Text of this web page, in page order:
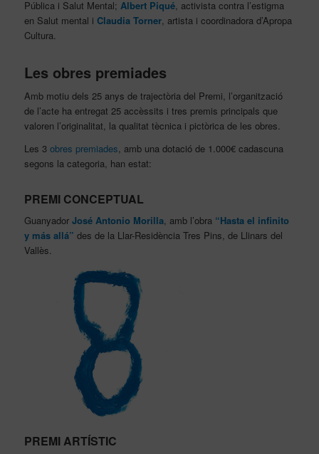
Pública i Salut Mental; Albert Piqué, activista contra l’estigma
en Salut mental i Claudia Torner, artista i coordinadora d’Apropa
Cultura.
Les obres premiades
Amb motiu dels 25 anys de trajectòria del Premi, l’organització
de l’acte ha entregat 25 accèssits i tres premis principals que
valoren l’originalitat, la qualitat tècnica i pictòrica de les obres.
Les 3 obres premiades, amb una dotació de 1.000€ cadascuna
segons la categoria, han estat:
PREMI CONCEPTUAL
Guanyador José Antonio Morilla, amb l’obra “Hasta el infinito
y más allá” des de la Llar-Residència Tres Pins, de Llinars del
Vallès.
PREMI ARTÍSTIC